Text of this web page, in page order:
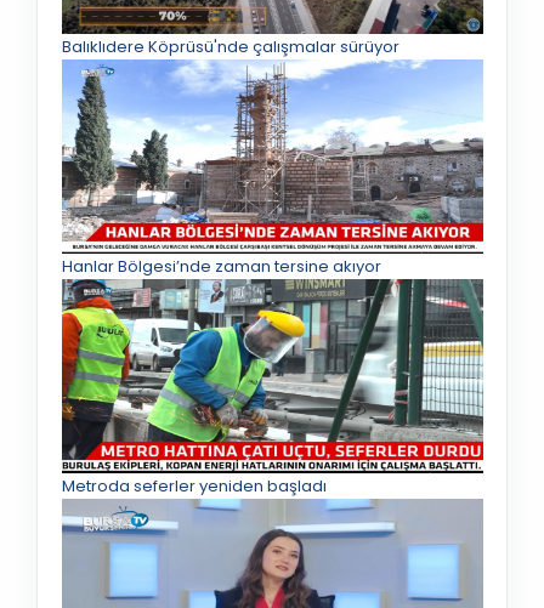
Balıklıdere Köprüsü'nde çalışmalar sürüyor
Hanlar Bölgesi’nde zaman tersine akıyor
Metroda seferler yeniden başladı